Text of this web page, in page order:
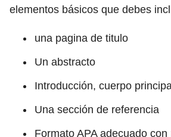
elementos básicos que debes
una pagina de titulo
Un abstracto
Introducción, cuerpo
Una sección de referencia
Formato APA adecuado